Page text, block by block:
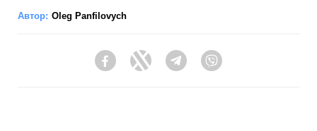
Автор: Oleg Panfilovych
FacebookTwitter Telegram